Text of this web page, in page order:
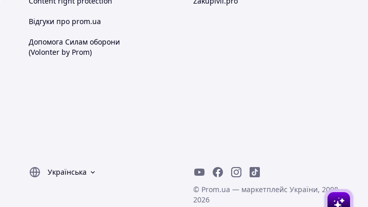
Відгуки про prom.ua
Допомога Силам оборони
(Volonter by Prom)
Українська
© Prom.ua — маркетплейс України, 2008-
2026